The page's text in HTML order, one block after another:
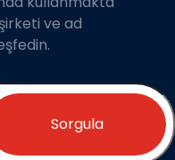
ve ad
Sorgula